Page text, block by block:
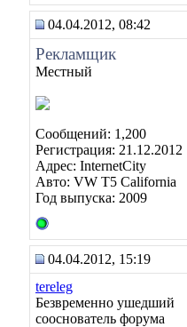
04.04.2012, 08:42
Рекламщик
Местный
Сообщений: 1,200
Регистрация: 21.12.2012
Адрес: InternetCity
Авто: VW T5 California
Год выпуска: 2009
04.04.2012, 15:19
tereleg
Безвременно ушедший
сооснователь форума